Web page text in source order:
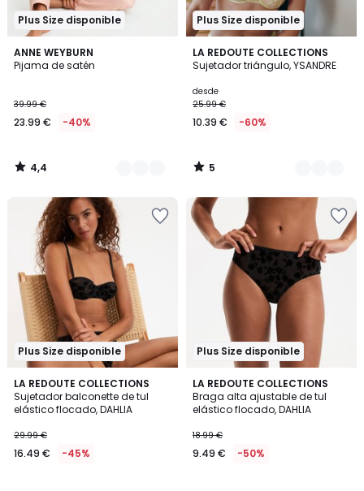
Plus Size disponible
ANNE WEYBURN
Pijama de satén
39.99 €
23.99 € -40%
4,4
/ 5
3
Colores
4,4
/
Plus Size disponible
LA REDOUTE COLLECTIONS
Sujetador triángulo, YSANDRE
desde
25.99 €
10.39 € -60%
5
/
3
Colores
5
/
Plus Size disponible
LA REDOUTE COLLECTIONS
Sujetador balconette de tul
elástico flocado, DAHLIA
29.99 €
16.49 € -45%
5
/
5
Plus Size disponible
LA REDOUTE COLLECTIONS
Braga alta ajustable de tul
elástico flocado, DAHLIA
18.99 €
9.49 € -50%